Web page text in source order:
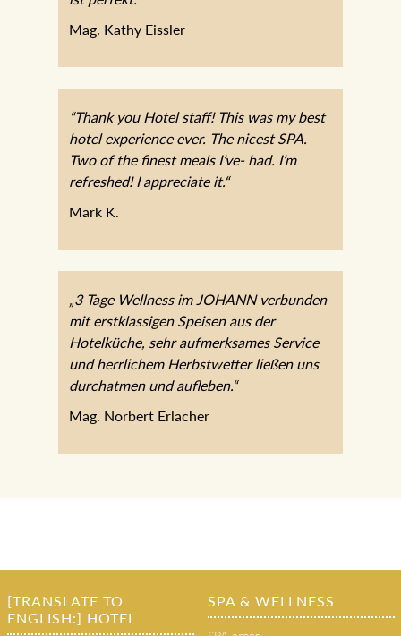
Preis/Leistung ist perfekt.“
Mag. Kathy Eissler
“Thank you Hotel staff! This was my best
hotel experience ever. The nicest SPA.
refreshed! I appreciate it.“
Mark K.
„3 Tage Wellness im JOHANN
verbunden mit erstklassigen Speisen aus
der Hotelküche, sehr aufmerksames